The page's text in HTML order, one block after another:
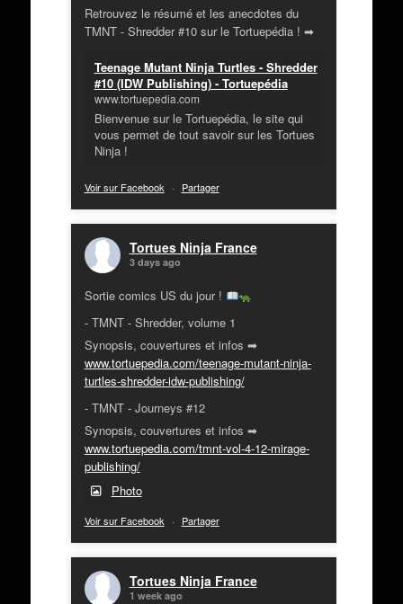
Retrouvez le résumé et les anecdotes du
TMNT - Shredder #10 sur le Tortuepédia ! ➡
Teenage Mutant Ninja Turtles - Shredder
#10 (IDW Publishing) - Tortuepédia
www.tortuepedia.com
Bienvenue sur le Tortuepédia, le site qui
vous permet de tout savoir sur les Tortues
Ninja !
Voir sur Facebook · Partager
Tortues Ninja France
3 days ago
Sortie comics US du jour !
- TMNT - Shredder, volume 1
Synopsis, couvertures et infos ➡
www.tortuepedia.com/teenage-mutant-ninja-
turtles-shredder-idw-publishing/
- TMNT - Journeys #12
Synopsis, couvertures et infos ➡
www.tortuepedia.com/tmnt-vol-4-12-mirage-
publishing/
Photo
Voir sur Facebook · Partager
Tortues Ninja France
1 week ago